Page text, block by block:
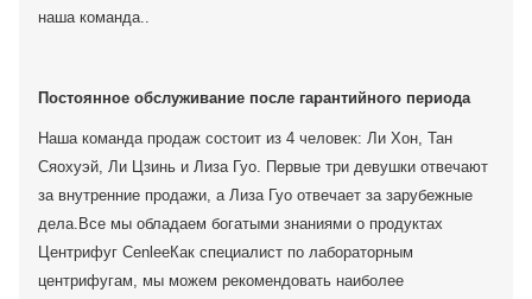
наша команда..
Постоянное обслуживание после гарантийного периода
Наша команда продаж состоит из 4 человек: Ли Хон, Тан
Сяохуэй, Ли Цзинь и Лиза Гуо. Первые три девушки отвечают
за внутренние продажи, а Лиза Гуо отвечает за зарубежные
дела.Все мы обладаем богатыми знаниями о продуктах
Центрифуг CenleeКак специалист по лабораторным
центрифугам, мы можем рекомендовать наиболее